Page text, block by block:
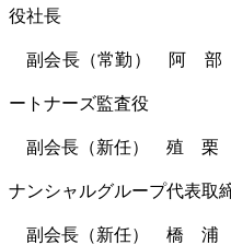
役社長
副会長（常勤） 阿
ートナーズ監査役
副会長（新任） 殖 栗
ナンシャルグループ代表取
副会長（新任） 橋 浦